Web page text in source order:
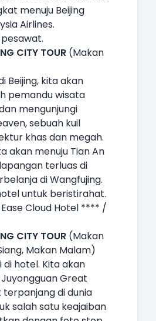
menuju Beijing
Airlines.
CITY TOUR (Makan
Beijing, kita akan
pemandu wisata
mengunjungi
sebuah kuil
khas dan megah.
akan menuju Tian An
terluas di
di Wangfujing.
untuk beristirahat.
Cloud Hotel **** /
CITY TOUR (Makan
Makan Malam)
di hotel. Kita akan
Great
di dunia
salah satu keajaiban